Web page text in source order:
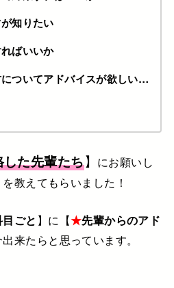
知りたい
ばいいか
ついてアドバイスが欲しい…
た先輩たち】 にお願いし
教えてもらいました！
ごと 】に【★先輩からのアド
来たらと思っています。